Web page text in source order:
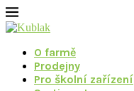
O farmě
Prodejny
Pro školní zařízení